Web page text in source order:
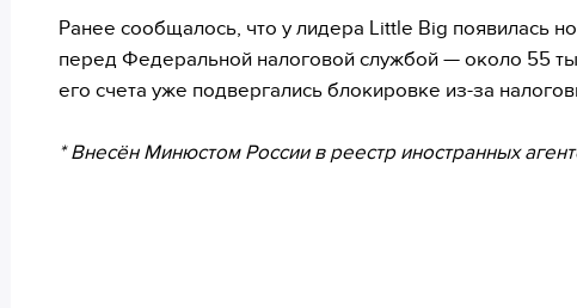
Ранее сообщалось, что у лидера Little Big появилась
перед Федеральной налоговой службой — около 55
его счета уже подвергались блокировке из-за
* Внесён Минюстом России в реестр иностранных